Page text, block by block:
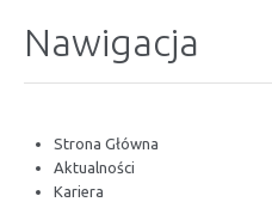
Nawigacja
Strona Główna
Aktualności
Kariera